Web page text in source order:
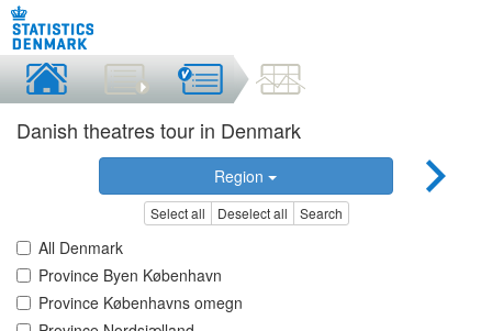
Danish theatres tour in Denmark
Region
Select all Deselect all Search
All Denmark
Province Byen København
Province Københavns omegn